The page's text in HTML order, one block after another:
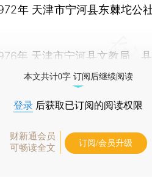
天津市宁河县东棘坨公社
天津市宁河县文教局、县
本文共计0字 订阅后继续阅读
登录 后获取已订阅的阅读权限
财新通会员
可畅读全文
订阅/会员升级